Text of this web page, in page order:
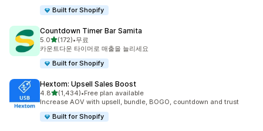
Built for Shopify
Countdown Timer Bar Samita
5.0별 5개 중
(172)
총 리뷰 172개
•무료
카운트다운 타이머로 매출을 늘리세요
Built for Shopify
Hextom: Upsell Sales Boost
4.8별 5개 중
(1,434)
총 리뷰 1434개
•Free plan available
Increase AOV with upsell, bundle, BOGO, countdown and trust
Built for Shopify